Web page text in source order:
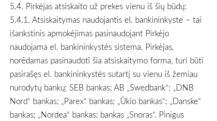
5.4. Pirkėjas atsiskaito už prekes vienu iš šių būdų:
5.4.1. Atsiskaitymas naudojantis el. bankininkyste – tai
išankstinis apmokėjimas pasinaudojant Pirkėjo
naudojama el. bankininkystės sistema. Pirkėjas,
norėdamas pasinaudoti šia atsiskaitymo forma, turi būti
pasirašęs el. bankininkystės sutartį su vienu iš žemiau
nurodytų bankų: SEB bankas; AB „Swedbank“; „DNB
Nord“ bankas; „Parex“ bankas; „Ūkio bankas“; „Danske“
bankas; „Nordea“ bankas; bankas „Snoras“. Pinigus